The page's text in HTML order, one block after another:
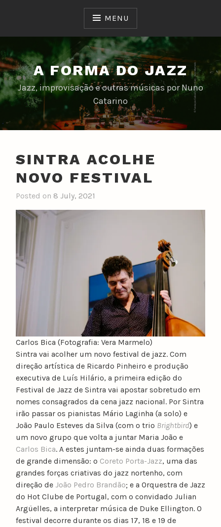
MENU
A FORMA DO JAZZ
Jazz, improvisação e outras músicas por Nuno
Catarino
SINTRA ACOLHE
NOVO FESTIVAL
Posted on 8 July, 2021
y
a
a
r
i
n
Carlos Bica (Fotografia: Vera Marmelo)
Sintra vai acolher um novo festival de jazz. Com
direção artística de Ricardo Pinheiro e produção
executiva de Luís Hilário, a primeira edição do
Festival de Jazz de Sintra vai apostar sobretudo em
nomes consagrados da cena jazz nacional. Por Sintra
irão passar os pianistas Mário Laginha (a solo) e
João Paulo Esteves da Silva (com o trio Brightbird) e
um novo grupo que volta a juntar Maria João e
Carlos Bica. A estes juntam-se ainda duas formações
de grande dimensão: o Coreto Porta-Jazz, uma das
grandes forças criativas do jazz nortenho, com
direção de João Pedro Brandão; e a Orquestra de Jazz
do Hot Clube de Portugal, com o convidado Julian
Argüelles, a interpretar música de Duke Ellington. O
festival decorre durante os dias 17, 18 e 19 de